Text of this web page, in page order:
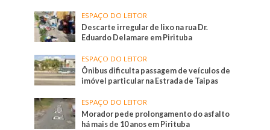
ESPAÇO DO LEITOR
Descarte irregular de lixo na rua Dr.
Eduardo Delamare em Pirituba
ESPAÇO DO LEITOR
Ônibus dificulta passagem de veículos de
imóvel particular na Estrada de Taipas
ESPAÇO DO LEITOR
Morador pede prolongamento do asfalto
há mais de 10 anos em Pirituba